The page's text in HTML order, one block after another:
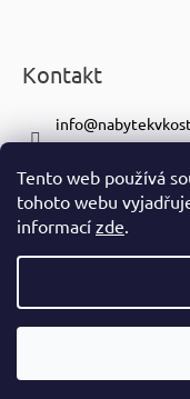
Tento web používá
tohoto webu
informací zde.
Kontakt
info@
+420 601 116 371
https://
nabytek_v_kostce
Copyright 2026
Ve